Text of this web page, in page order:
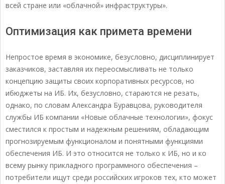
всей стране или «облачной» инфраструктуры».
Оптимизация как примета времени
Непростое время в экономике, безусловно, дисциплинирует
заказчиков, заставляя их переосмысливать не только
концепцию защиты своих корпоративных ресурсов, но
ибюджеты на ИБ. Их, безусловно, стараются не резать,
однако, по словам Александра Буравцова, руководителя
службы ИБ компании «Новые облачные технологии», фокус
сместился к простым и надежным решениям, обладающим
прогнозируемым функционалом и понятными функциями
обеспечения ИБ. И это относится не только к ИБ, но и ко
всему рынку прикладного программного обеспечения –
потребители ищут среди российских игроков тех, кто может